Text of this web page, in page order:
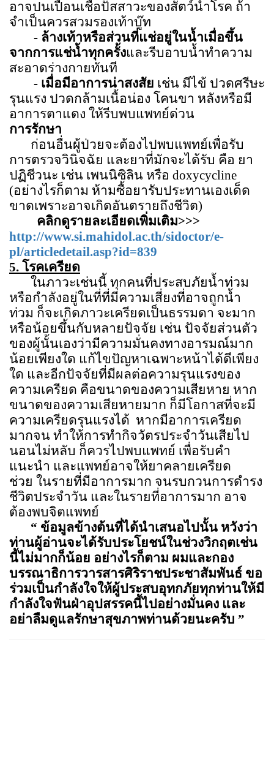
อาจปนเปื้อนเชื้อปัสสาวะของสัตว์นำโรค ถ้า
จำเป็นควรสวมรองเท้าบู๊ท
- ล้างเท้าหรือส่วนที่แช่อยู่ในน้ำเมื่อขึ้น
จากการแช่น้ำทุกครั้งและรีบอาบน้ำทำความ
สะอาดร่างกายทันที
- เมื่อมีอาการน่าสงสัย เช่น มีไข้ ปวดศรีษะ
รุนแรง ปวดกล้ามเนื้อน่อง โคนขา หลังหรือมี
อาการตาแดง ให้รีบพบแพทย์ด่วน
การรักษา
ก่อนอื่นผู้ป่วยจะต้องไปพบแพทย์เพื่อรับ
การตรวจวินิจฉัย และยาที่มักจะได้รับ คือ ยา
ปฏิชีวนะ เช่น เพนนิซิลิน หรือ doxycycline
(อย่างไรก็ตาม ห้ามซื้อยารับประทานเองเด็ด
ขาดเพราะอาจเกิดอันตรายถึงชีวิต)
คลิกดูรายละเอียดเพิ่มเติม>>>
http://www.si.mahidol.ac.th/sidoctor/e-
pl/articledetail.asp?id=839
5. โรคเครียด
ในภาวะเช่นนี้ ทุกคนที่ประสบภัยน้ำท่วม
หรือกำลังอยู่ในที่ที่มีความเสี่ยงที่อาจถูกน้ำ
ท่วม ก็จะเกิดภาวะเครียดเป็นธรรมดา จะมาก
หรือน้อยขึ้นกับหลายปัจจัย เช่น ปัจจัยส่วนตัว
ของผู้นั้นเองว่ามีความมั่นคงทางอารมณ์มาก
น้อยเพียงใด แก้ไขปัญหาเฉพาะหน้าได้ดีเพียง
ใด และอีกปัจจัยที่มีผลต่อความรุนแรงของ
ความเครียด คือขนาดของความเสียหาย หาก
ขนาดของความเสียหายมาก ก็มีโอกาสที่จะมี
ความเครียดรุนแรงได้ หากมีอาการเครียด
มากจน ทำให้การทำกิจวัตรประจำวันเสียไป
นอนไม่หลับ ก็ควรไปพบแพทย์ เพื่อรับคำ
แนะนำ และแพทย์อาจให้ยาคลายเครียด
ช่วย ในรายที่มีอาการมาก จนรบกวนการดำรง
ชีวิตประจำวัน และในรายที่อาการมาก อาจ
ต้องพบจิตแพทย์
“ ข้อมูลข้างต้นที่ได้นำเสนอไปนั้น หวังว่า
ท่านผู้อ่านจะได้รับประโยชน์ในช่วงวิกฤตเช่น
นี้ไม่มากก็น้อย อย่างไรก็ตาม ผมและกอง
บรรณาธิการวารสารศิริราชประชาสัมพันธ์ ขอ
ร่วมเป็นกำลังใจให้ผู้ประสบอุทกภัยทุกท่านให้มี
กำลังใจฟันฝ่าอุปสรรคนี้ไปอย่างมั่นคง และ
อย่าลืมดูแลรักษาสุขภาพท่านด้วยนะครับ ”